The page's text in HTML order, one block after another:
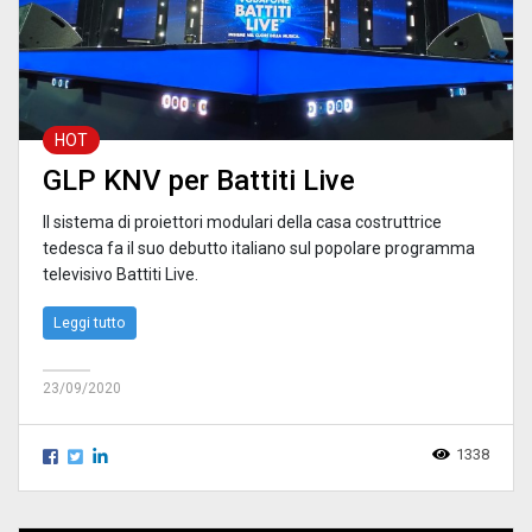
HOT
GLP KNV per Battiti Live
Il sistema di proiettori modulari della casa costruttrice
tedesca fa il suo debutto italiano sul popolare programma
televisivo Battiti Live.
Leggi tutto
23/09/2020
1338